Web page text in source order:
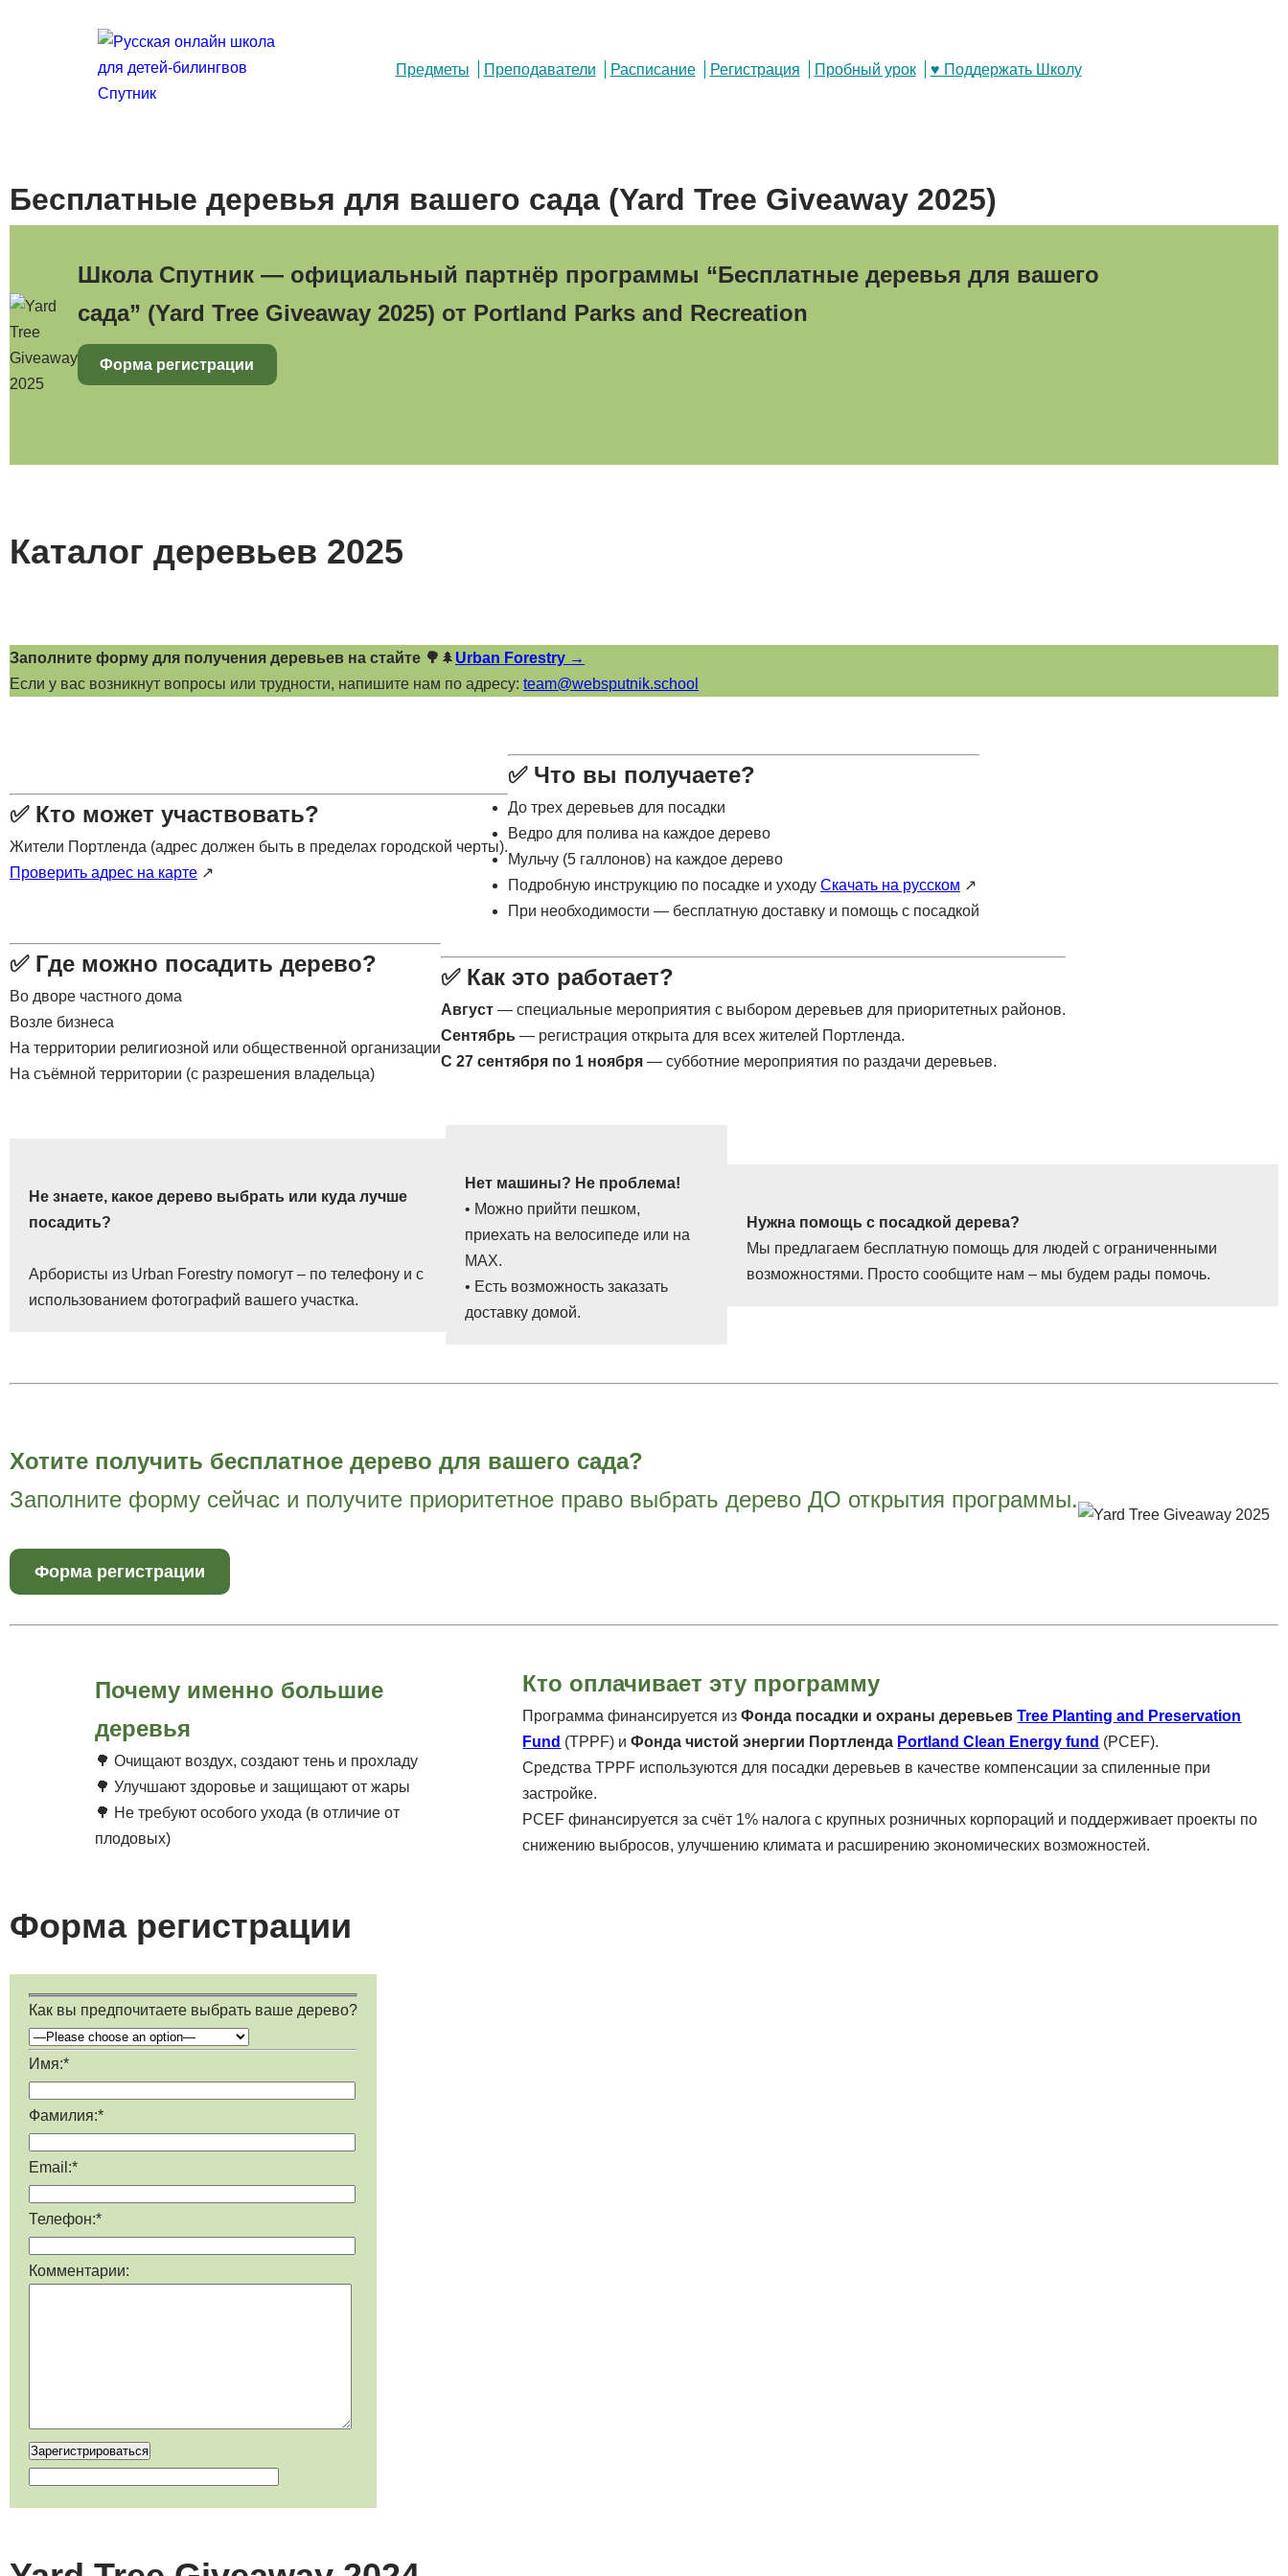
Предметы Преподаватели Расписание Регистрация Пробный урок ♥ Поддержать Школу
Бесплатные деревья для вашего сада (Yard Tree Giveaway 2025)
Школа Спутник — официальный партнёр программы “Бесплатные деревья для вашего
сада” (Yard Tree Giveaway 2025) от Portland Parks and Recreation
Форма регистрации
Каталог деревьев 2025
Заполните форму для получения деревьев на стайте 🌳 🌲 Urban Forestry →
Если у вас возникнут вопросы или трудности, напишите нам по адресу: team@websputnik.school
✅ Кто может участвовать?
Жители Портленда (адрес должен быть в пределах городской черты).
Проверить адрес на карте ↗️
✅ Что вы получаете?
До трех деревьев для посадки
Ведро для полива на каждое дерево
Мульчу (5 галлонов) на каждое дерево
Подробную инструкцию по посадке и уходу Скачать на русском ↗️
При необходимости — бесплатную доставку и помощь с посадкой
✅ Где можно посадить дерево?
Во дворе частного дома
Возле бизнеса
На территории религиозной или общественной организации
На съёмной территории (с разрешения владельца)
✅ Как это работает?
Август — специальные мероприятия с выбором деревьев для приоритетных районов.
Сентябрь — регистрация открыта для всех жителей Портленда.
С 27 сентября по 1 ноября — субботние мероприятия по раздачи деревьев.
Не знаете, какое дерево выбрать или куда лучше
посадить?
Арбористы из Urban Forestry помогут – по телефону и с
использованием фотографий вашего участка.
Нет машины? Не проблема!
• Можно прийти пешком,
приехать на велосипеде или на
MAX.
• Есть возможность заказать
доставку домой.
Нужна помощь с посадкой дерева?
Мы предлагаем бесплатную помощь для людей с ограниченными
возможностями. Просто сообщите нам – мы будем рады помочь.
Хотите получить бесплатное дерево для вашего сада?
Заполните форму сейчас и получите приоритетное право выбрать дерево ДО открытия программы.
Форма регистрации
Почему именно большие
деревья
🌳 Очищают воздух, cоздают тень и прохладу
🌳 Улучшают здоровье и защищают от жары
🌳 Не требуют особого ухода (в отличие от
плодовых)
Кто оплачивает эту программу
Программа финансируется изФонда посадки и охраны деревьевTree Planting and Preservation
Fund (TPPF) иФонда чистой энергии Портленда Portland Clean Energy fund (PCEF).
Средства TPPF используются для посадки деревьев в качестве компенсации за спиленные при
застройке.
PCEF финансируется за счёт 1% налога с крупных розничных корпораций и поддерживает проекты по
снижению выбросов, улучшению климата и расширению экономических возможностей.
Форма регистрации
Как вы предпочитаете выбрать ваше дерево?
Имя:*
Фамилия:*
Email:*
Телефон:*
Комментарии: